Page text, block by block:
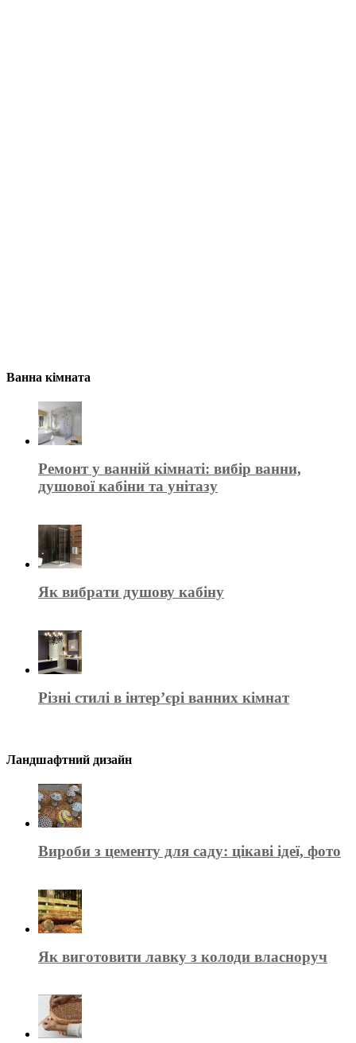
Ванна кімната
Ремонт у ванній кімнаті: вибір ванни,
душової кабіни та унітазу
Як вибрати душову кабіну
Різні стилі в інтер’єрі ванних кімнат
Ландшафтний дизайн
Вироби з цементу для саду: цікаві ідеї, фото
Як виготовити лавку з колоди власноруч